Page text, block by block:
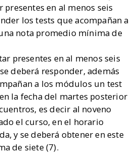
presentes en al menos seis
los tests que acompañan a
nota promedio mínima de
presentes en al menos seis
deberá responder, además
a los módulos un test
la fecha del martes posterior
es decir al noveno
el curso, en el horario
y se deberá obtener en este
de siete (7).